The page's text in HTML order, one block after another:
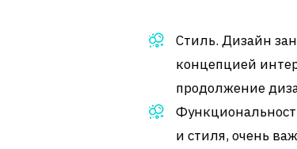
Стиль. Дизайн
концепцией
продолжение
и стиля, очень